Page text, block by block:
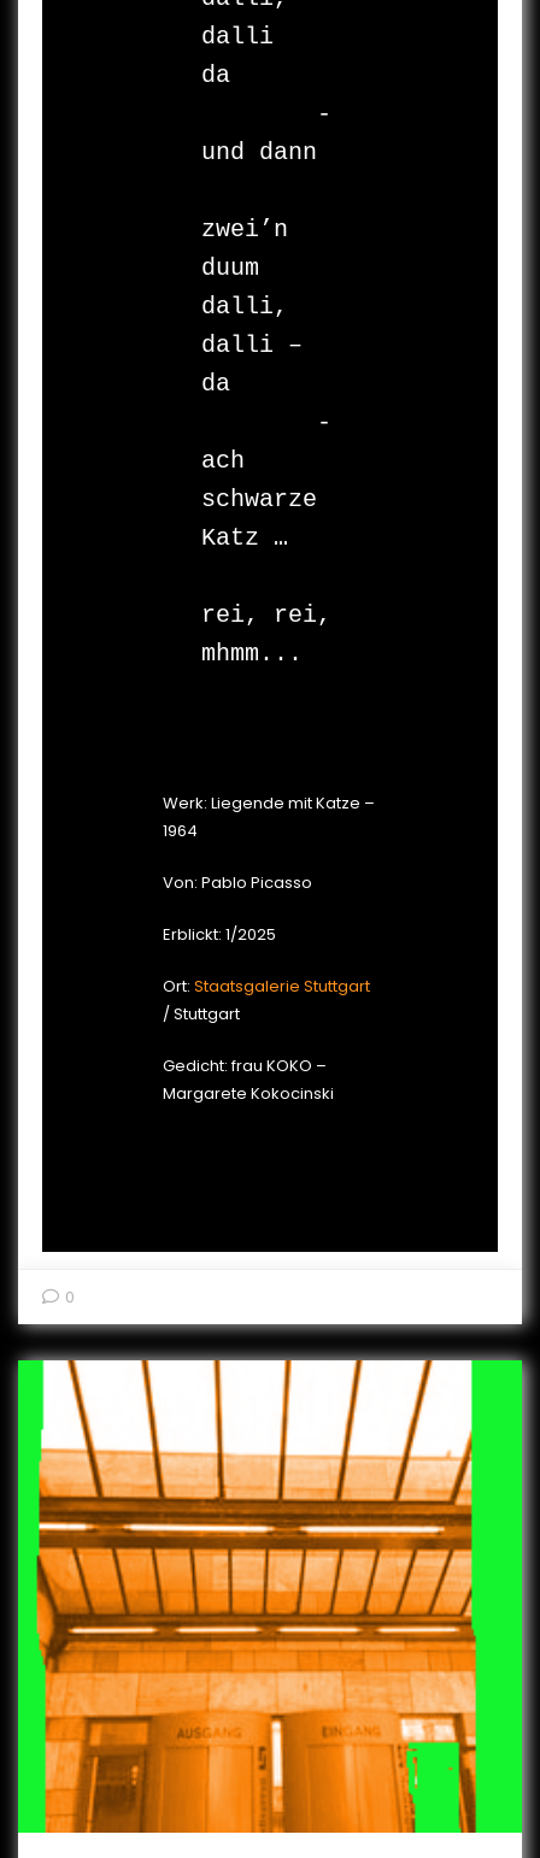
dalli
da
und dann
zwei’n
duum
dalli,
dalli –
da
ach
schwarze
Katz …
rei, rei,
mhmm...
Werk: Liegende mit Katze –
1964
Von: Pablo Picasso
Erblickt: 1/2025
Ort: Staatsgalerie Stuttgart
/ Stuttgart
Gedicht: frau KOKO –
Margarete Kokocinski
0